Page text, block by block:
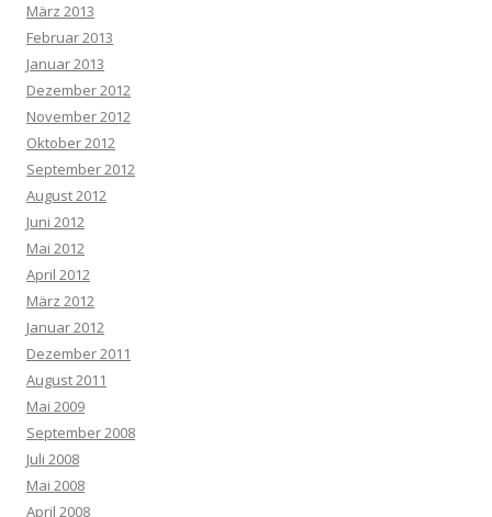
März 2013
Februar 2013
Januar 2013
Dezember 2012
November 2012
Oktober 2012
September 2012
August 2012
Juni 2012
Mai 2012
April 2012
März 2012
Januar 2012
Dezember 2011
August 2011
Mai 2009
September 2008
Juli 2008
Mai 2008
April 2008